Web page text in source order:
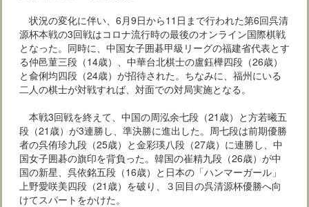
状況の変化に伴い、6月9日から11日まで行われた第6回呉清
源杯本戦の3回戦はコロナ流行時の最後のオンライン国際棋戦
となった。同時に、中国女子囲碁甲級リーグの福建省代表とす
る仲邑菫三段（14歳）、中華台北棋士の盧鈺樺四段（26歳）
と兪俐均四段（24歳）が招待された。ちなみに、福州にいる
二人の棋士が対戦すれば、対面での対局実施となる。
本戦3回戦を終えて、中国の周泓余七段（21歳）と方若曦五
段（21歳）が3連勝し、準決勝に進出した。周七段は前期優勝
者の呉侑珍九段（25歳）と金彩瑛八段（27歳）に連勝し、中
国女子囲碁の旗印を背負った。韓国の崔精九段（26歳）が中
国の新星、呉依銘五段（16歳）と日本の「ハンマーガール」
上野愛咲美四段（21歳）を破り、３回目の呉清源杯優勝へ向
けてスパートをかけた。